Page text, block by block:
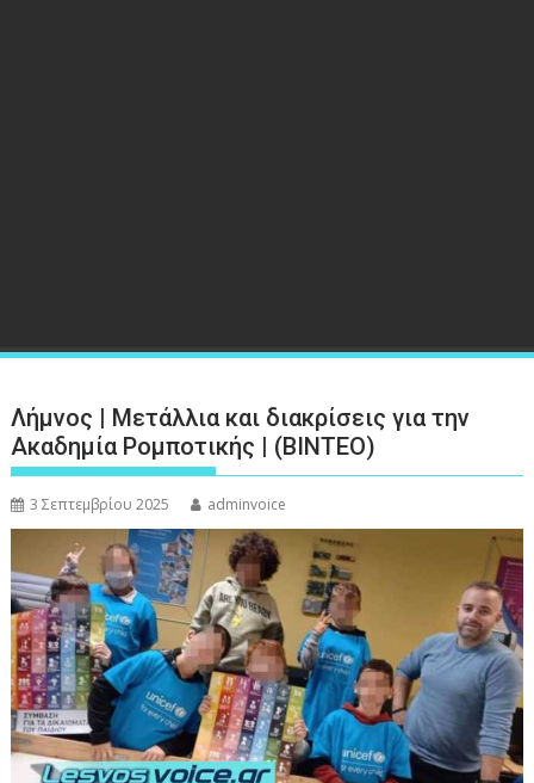
Λήμνος | Μετάλλια και διακρίσεις για την
Ακαδημία Ρομποτικής | (ΒΙΝΤΕΟ)
3 Σεπτεμβρίου 2025 adminvoice